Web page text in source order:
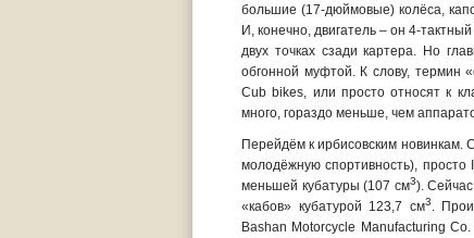
большие (17-дюймовые) колёса,
И, конечно, двигатель – он 4-
двух точках сзади картера. Но
обгонной муфтой. К слову, термин
Cub bikes, или просто относят к
много, гораздо меньше, чем
Перейдём к ирбисовским новинкам.
молодёжную спортивность),
меньшей кубатуры (107 см3).
«кабов» кубатурой 123,7 см3
.
Bashan Motorcycle Manufacturing